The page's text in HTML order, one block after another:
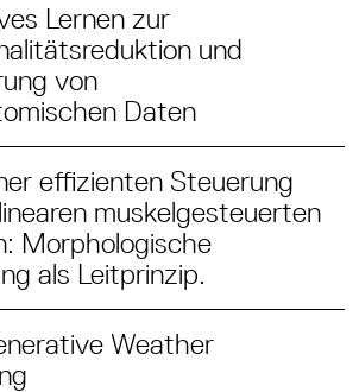
Lernen zur
und
von
Daten
effizienten Steuerung
muskelgesteuerten
Morphologische
als Leitprinzip.
Weather